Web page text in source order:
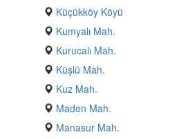
Küçükköy Köyü
Kumyalı Mah.
Kurucalı Mah.
Küşlü Mah.
Kuz Mah.
Maden Mah.
Manasur Mah.